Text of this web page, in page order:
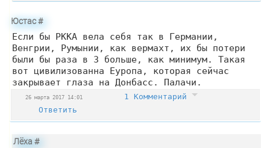
Юстас#
Если бы РККА вела себя так в Германии,
Венгрии, Румынии, как вермахт, их бы потери
были бы раза в 3 больше, как минимум. Такая
вот цивилизованна Еуропа, которая сейчас
закрывает глаза на Донбасс. Палачи.
26 марта 2017 14:01
1 Комментарий
Ответить
Лёха#